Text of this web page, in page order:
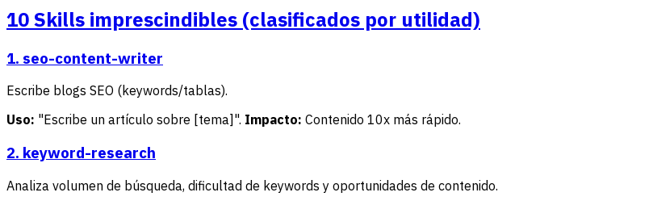
10 Skills imprescindibles (clasificados por utilidad)
1. seo-content-writer
Escribe blogs SEO (keywords/tablas).
Uso: "Escribe un artículo sobre [tema]". Impacto: Contenido 10x más rápido.
2. keyword-research
Analiza volumen de búsqueda, dificultad de keywords y oportunidades de contenido.